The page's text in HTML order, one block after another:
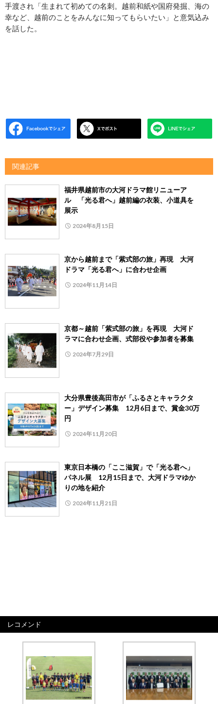
手渡され「生まれて初めての名刺。越前和紙や国府発掘、海の
幸など、越前のことをみんなに知ってもらいたい」と意気込み
を話した。
関連記事
福井県越前市の大河ドラマ館リニューア
ル 「光る君へ」越前編の衣装、小道具を
展示
2024年8月15日
京から越前まで「紫式部の旅」再現 大河
ドラマ「光る君へ」に合わせ企画
2024年11月14日
京都～越前「紫式部の旅」を再現 大河ド
ラマに合わせ企画、式部役や参加者を募集
2024年7月29日
大分県豊後高田市が「ふるさとキャラクタ
ー」デザイン募集 12月6日まで、賞金30万
円
2024年11月20日
東京日本橋の「ここ滋賀」で「光る君へ」
パネル展 12月15日まで、大河ドラマゆか
りの地を紹介
2024年11月21日
レコメンド